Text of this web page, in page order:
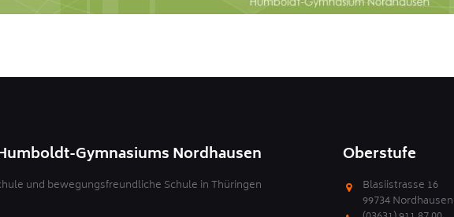
Gymnasiums Nordhausen
und bewegungsfreundliche Schule in Thüringen
Oberstufe
Blasiistrasse 16
99734 Nordhausen